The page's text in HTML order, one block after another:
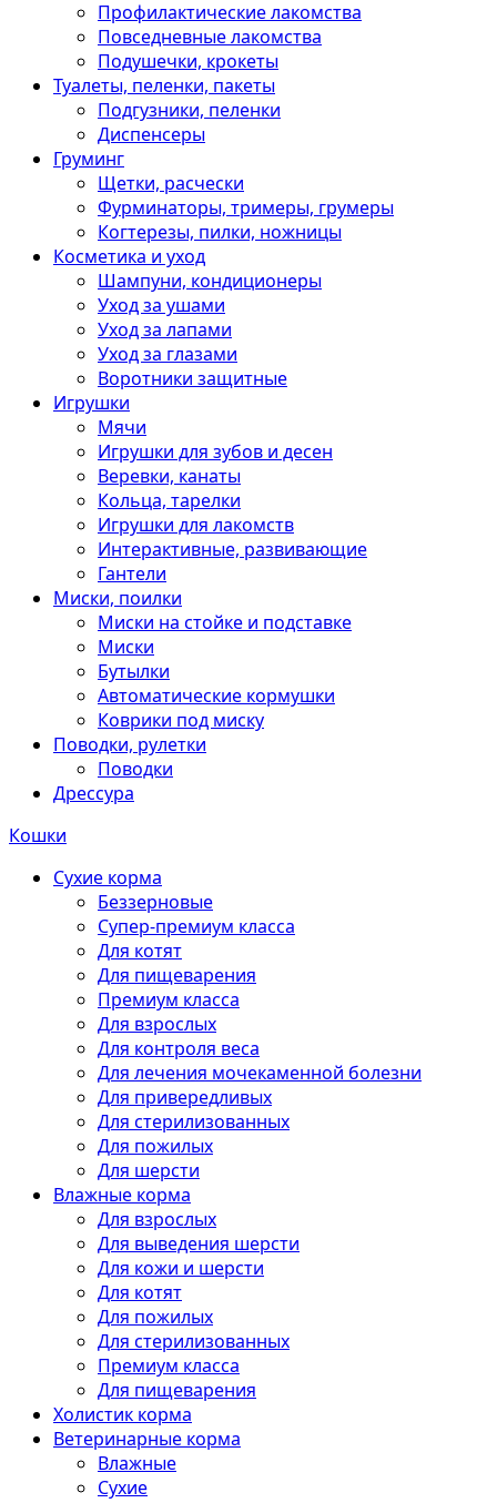
Профилактические лакомства
Повседневные лакомства
Подушечки, крокеты
Туалеты, пеленки, пакеты
Подгузники, пеленки
Диспенсеры
Груминг
Щетки, расчески
Фурминаторы, тримеры, грумеры
Когтерезы, пилки, ножницы
Косметика и уход
Шампуни, кондиционеры
Уход за ушами
Уход за лапами
Уход за глазами
Воротники защитные
Игрушки
Мячи
Игрушки для зубов и десен
Веревки, канаты
Кольца, тарелки
Игрушки для лакомств
Интерактивные, развивающие
Гантели
Миски, поилки
Миски на стойке и подставке
Миски
Бутылки
Автоматические кормушки
Коврики под миску
Поводки, рулетки
Поводки
Дрессура
Кошки
Сухие корма
Беззерновые
Супер-премиум класса
Для котят
Для пищеварения
Премиум класса
Для взрослых
Для контроля веса
Для лечения мочекаменной болезни
Для привередливых
Для стерилизованных
Для пожилых
Для шерсти
Влажные корма
Для взрослых
Для выведения шерсти
Для кожи и шерсти
Для котят
Для пожилых
Для стерилизованных
Премиум класса
Для пищеварения
Холистик корма
Ветеринарные корма
Влажные
Сухие